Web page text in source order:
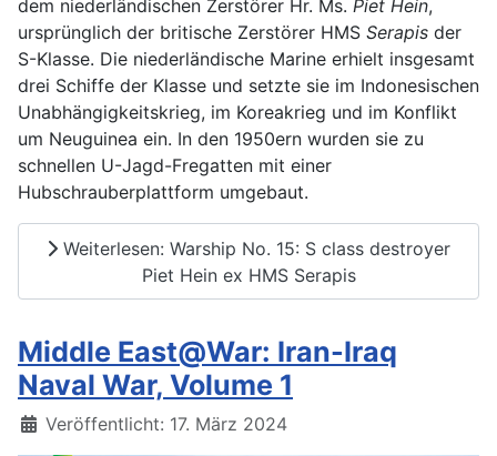
dem niederländischen Zerstörer Hr. Ms. Piet Hein,
ursprünglich der britische Zerstörer HMS Serapis der
S-Klasse. Die niederländische Marine erhielt insgesamt
drei Schiffe der Klasse und setzte sie im Indonesischen
Unabhängigkeitskrieg, im Koreakrieg und im Konflikt
um Neuguinea ein. In den 1950ern wurden sie zu
schnellen U-Jagd-Fregatten mit einer
Hubschrauberplattform umgebaut.
Weiterlesen: Warship No. 15: S class destroyer
Piet Hein ex HMS Serapis
Middle East@War: Iran-Iraq
Naval War, Volume 1
Details
Veröffentlicht: 17. März 2024